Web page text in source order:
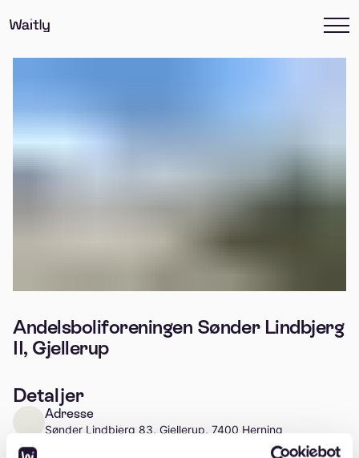
Andelsboliforeningen Sønder Lindbjerg
II, Gjellerup
Detaljer
Adresse
Sønder Lindbjerg 83, Gjellerup, 7400 Herning